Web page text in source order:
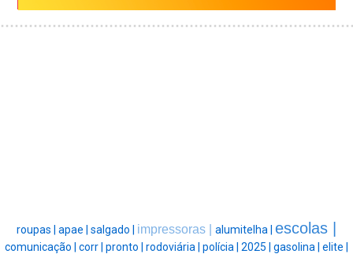
roupas | apae | salgado | impressoras | alumitelha | escolas |
comunicação | corr | pronto | rodoviária | polícia | 2025 | gasolina | elite |